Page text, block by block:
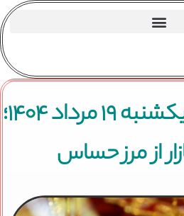
قیمت طلا امروز یکشنبه ۱۹ مرداد ۱۴۰۴؛
از مرز حساس